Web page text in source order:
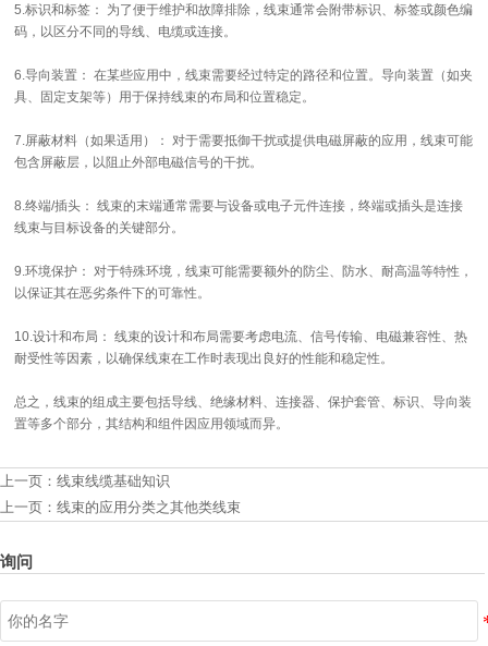
5.标识和标签： 为了便于维护和故障排除，线束通常会附带标识、标签或颜色编
码，以区分不同的导线、电缆或连接。
6.导向装置： 在某些应用中，线束需要经过特定的路径和位置。导向装置（如夹
具、固定支架等）用于保持线束的布局和位置稳定。
7.屏蔽材料（如果适用）： 对于需要抵御干扰或提供电磁屏蔽的应用，线束可能
包含屏蔽层，以阻止外部电磁信号的干扰。
8.终端/插头： 线束的末端通常需要与设备或电子元件连接，终端或插头是连接
线束与目标设备的关键部分。
9.环境保护： 对于特殊环境，线束可能需要额外的防尘、防水、耐高温等特性，
以保证其在恶劣条件下的可靠性。
10.设计和布局： 线束的设计和布局需要考虑电流、信号传输、电磁兼容性、热
耐受性等因素，以确保线束在工作时表现出良好的性能和稳定性。
总之，线束的组成主要包括导线、绝缘材料、连接器、保护套管、标识、导向装
置等多个部分，其结构和组件因应用领域而异。
上一页： 线束线缆基础知识
上一页： 线束的应用分类之其他类线束
询问